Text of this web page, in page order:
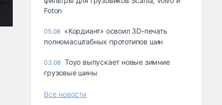
Foton
05.08 «Кордиант» освоил 3D-печать
полномасштабных прототипов шин
03.08 Toyo выпускает новые зимние
грузовые шины
Все новости